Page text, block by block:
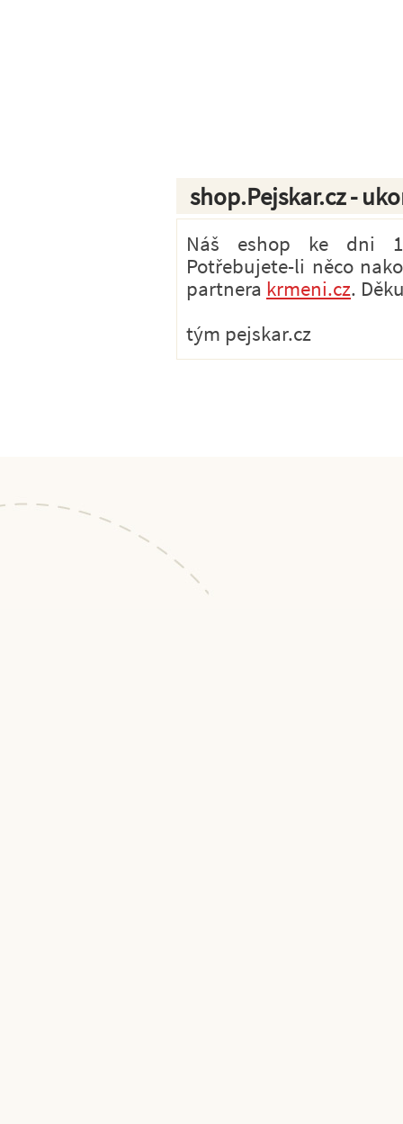
shop.Pejskar.cz -
Náš eshop ke dni
Potřebujete-li něco
partnera krmeni.cz.
tým pejskar.cz